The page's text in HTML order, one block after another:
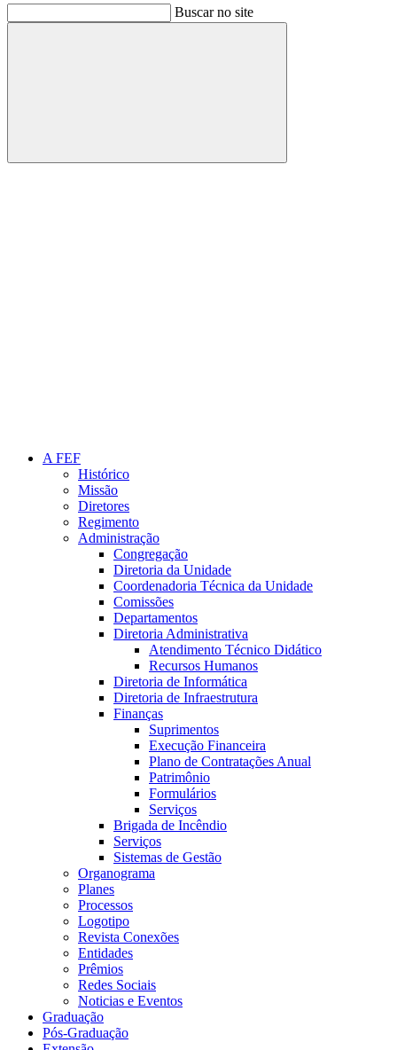
Buscar no site
Buscar
A FEF
Histórico
Missão
Diretores
Regimento
Administração
Congregação
Diretoria da Unidade
Coordenadoria Técnica da Unidade
Comissões
Departamentos
Diretoria Administrativa
Atendimento Técnico Didático
Recursos Humanos
Diretoria de Informática
Diretoria de Infraestrutura
Finanças
Suprimentos
Execução Financeira
Plano de Contratações Anual
Patrimônio
Formulários
Serviços
Brigada de Incêndio
Serviços
Sistemas de Gestão
Organograma
Planes
Processos
Logotipo
Revista Conexões
Entidades
Prêmios
Redes Sociais
Noticias e Eventos
Graduação
Pós-Graduação